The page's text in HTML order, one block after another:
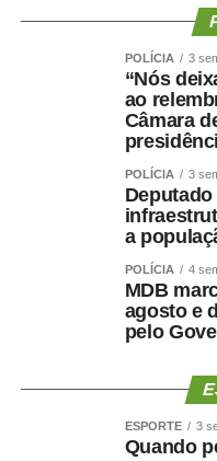
POLÍCIA 3
“Nós
ao
Câmara
POLÍCIA 3
a
POLÍCIA 4
MDB
agosto e
pelo
ESPORTE 3
Quando